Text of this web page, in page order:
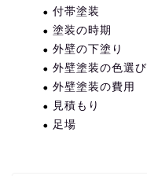
付帯塗装
塗装の時期
外壁の下塗り
外壁塗装の色選び
外壁塗装の費用
見積もり
足場